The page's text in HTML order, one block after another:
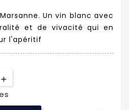
Un vin blanc avec
et de vivacité qui en
l'apéritif